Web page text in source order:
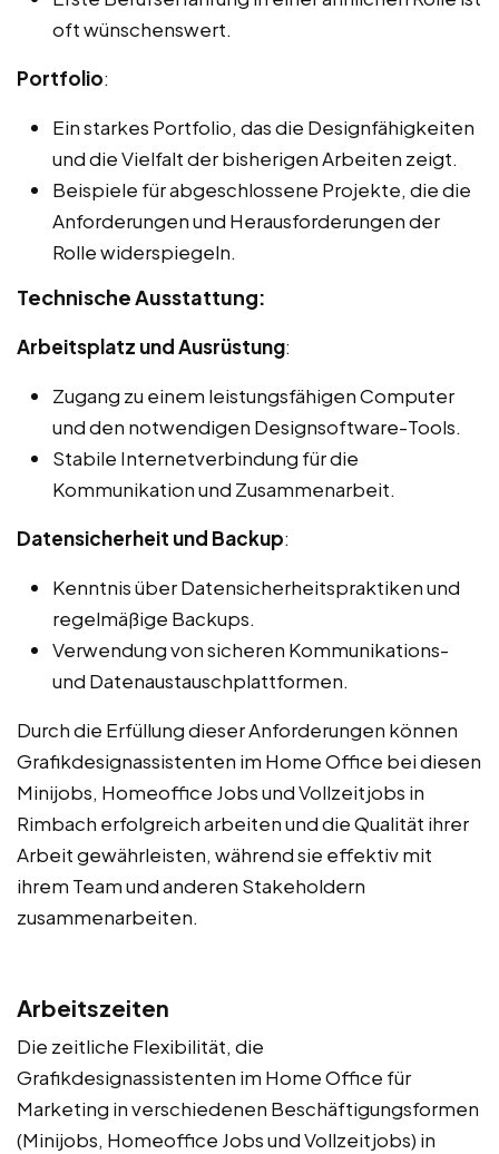
oft wünschenswert.
Portfolio:
Ein starkes Portfolio, das die Designfähigkeiten
und die Vielfalt der bisherigen Arbeiten zeigt.
Beispiele für abgeschlossene Projekte, die die
Anforderungen und Herausforderungen der
Rolle widerspiegeln.
Technische Ausstattung:
Arbeitsplatz und Ausrüstung:
Zugang zu einem leistungsfähigen Computer
und den notwendigen Designsoftware-Tools.
Stabile Internetverbindung für die
Kommunikation und Zusammenarbeit.
Datensicherheit und Backup:
Kenntnis über Datensicherheitspraktiken und
regelmäßige Backups.
Verwendung von sicheren Kommunikations-
und Datenaustauschplattformen.
Durch die Erfüllung dieser Anforderungen können
Grafikdesignassistenten im Home Office bei diesen
Minijobs, Homeoffice Jobs und Vollzeitjobs in
Rimbach erfolgreich arbeiten und die Qualität ihrer
Arbeit gewährleisten, während sie effektiv mit
ihrem Team und anderen Stakeholdern
zusammenarbeiten.
Arbeitszeiten
Die zeitliche Flexibilität, die
Grafikdesignassistenten im Home Office für
Marketing in verschiedenen Beschäftigungsformen
(Minijobs, Homeoffice Jobs und Vollzeitjobs) in